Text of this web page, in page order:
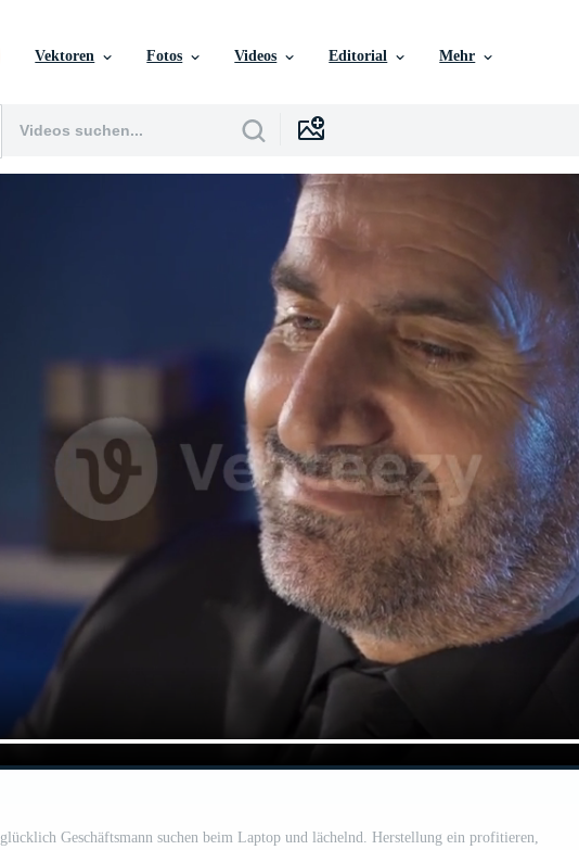
Vektoren Fotos Videos Editorial Mehr
glücklich Geschäftsmann suchen beim Laptop und lächelnd. Herstellung ein profitieren,